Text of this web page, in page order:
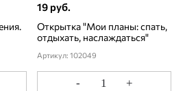
19 руб.
Открытка "Мои планы: спать,
отдыхать, наслаждаться"
Артикул: 102049
- +